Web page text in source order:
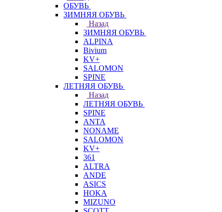
ОБУВЬ
ЗИМНЯЯ ОБУВЬ
Назад
ЗИМНЯЯ ОБУВЬ
ALPINA
Bivium
KV+
SALOMON
SPINE
ЛЕТНЯЯ ОБУВЬ
Назад
ЛЕТНЯЯ ОБУВЬ
SPINE
ANTA
NONAME
SALOMON
KV+
361
ALTRA
ANDE
ASICS
HOKA
MIZUNO